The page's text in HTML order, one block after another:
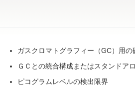
ガスクロマトグラフィー（GC）用の
ＧＣとの統合構成またはスタンドア
ピコグラムレベルの検出限界